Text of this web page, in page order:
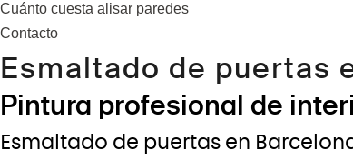
Cuánto cuesta alisar paredes
Contacto
Esmaltado de puertas
Pintura profesional de
Esmaltado de puertas en